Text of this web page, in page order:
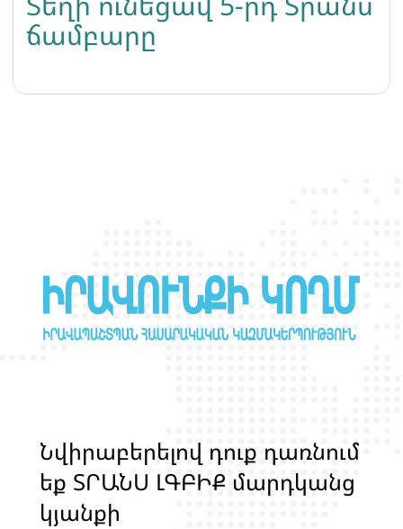
ճամբարը
Նվիրաբերելով դոք դառնոմ
եք ՏՐԱՆՍ ԼԳԲԻՔ մարդկանց
կյանքի